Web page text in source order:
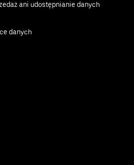
ani udostępnianie danych
danych